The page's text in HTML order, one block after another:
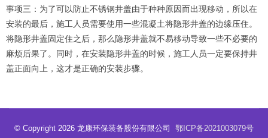
事项三：为了可以防止不锈钢井盖由于种种原因而出现移动，所以在
安装的最后，施工人员需要使用一些混凝土将隐形井盖的边缘压住。
将隐形井盖固定住之后，那么隐形井盖就不易移动导致一些不必要的
麻烦后果了。同时，在安装隐形井盖的时候，施工人员一定要保持井
盖正面向上，这才是正确的安装步骤。
© Copyright 2026 龙康环保装备股份有限公司 鄂ICP备2021003079号